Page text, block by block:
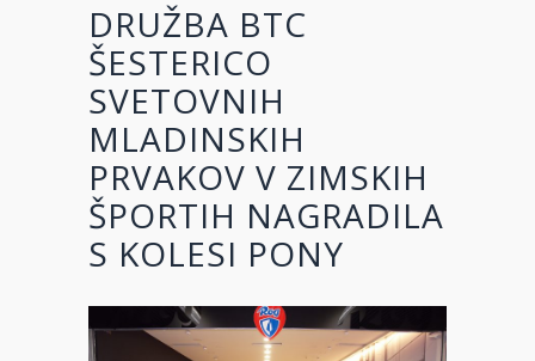
DRUŽBA BTC
ŠESTERICO
SVETOVNIH
MLADINSKIH
PRVAKOV V ZIMSKIH
ŠPORTIH NAGRADILA
S KOLESI PONY